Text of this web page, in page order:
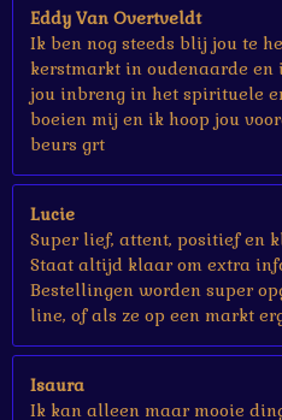
Eddy Van Overtveldt
Ik ben nog steeds blij jou te
kerstmarkt in oudenaarde
jou inbreng in het spirituele
boeien mij en ik hoop jou
beurs grt
Lucie
Super lief, attent, positief en
Staat altijd klaar om extra
Bestellingen worden super
line, of als ze op een markt
Isaura
Ik kan alleen maar mooie